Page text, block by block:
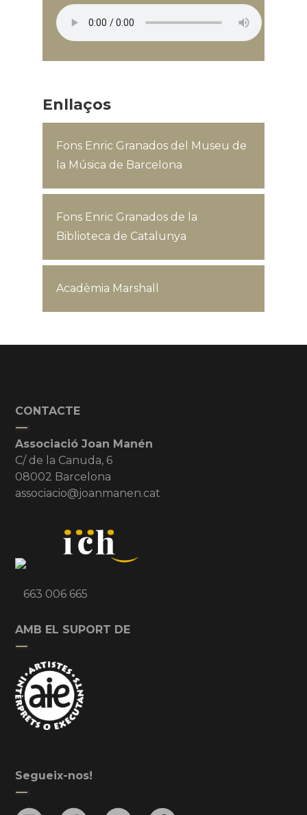
Enllaços
Fons Enric Granados del Museu de
la Música de Barcelona
Fons Enric Granados de la
Biblioteca de Catalunya
Acadèmia Marshall
CONTACTE
Associació Joan Manén
C/ de la Canuda, 6
08002 Barcelona
associacio@joanmanen.cat
663 006 665
AMB EL SUPORT DE
Segueix-nos!